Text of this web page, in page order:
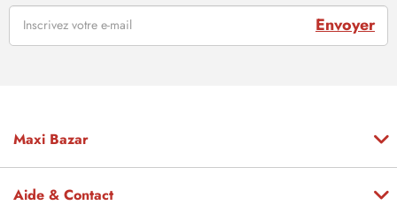
Envoyer
Maxi Bazar
Aide & Contact